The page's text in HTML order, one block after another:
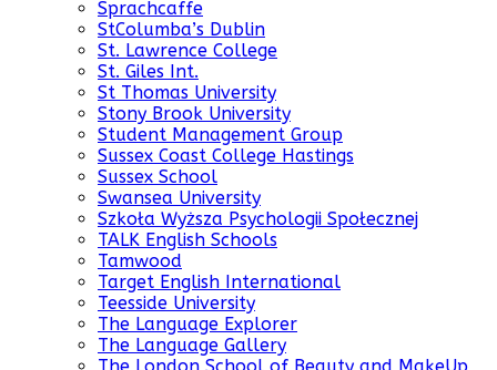
Sprachcaffe
StColumba’s Dublin
St. Lawrence College
St. Giles Int.
St Thomas University
Stony Brook University
Student Management Group
Sussex Coast College Hastings
Sussex School
Swansea University
Szkoła Wyższa Psychologii Społecznej
TALK English Schools
Tamwood
Target English International
Teesside University
The Language Explorer
The Language Gallery